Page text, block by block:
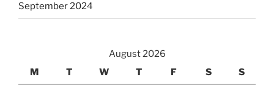
September 2024
August 2026
M
T W T F S S